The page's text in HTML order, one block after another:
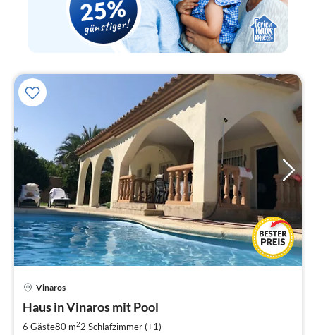
Vinaros
Haus in Vinaros mit Pool
6 Gäste80 m22 Schlafzimmer (+1)